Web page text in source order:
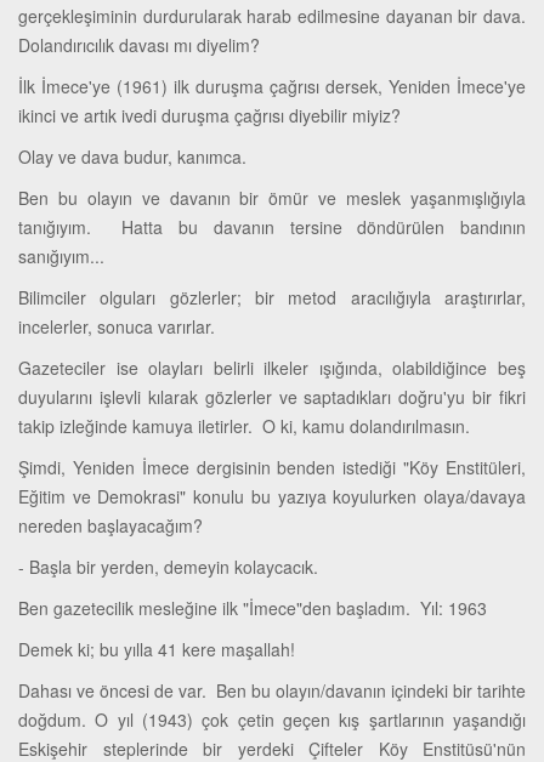
gerçekleşiminin durdurularak harab edilmesine dayanan bir dava.
Dolandırıcılık davası mı diyelim?
İlk İmece'ye (1961) ilk duruşma çağrısı dersek, Yeniden İmece'ye
ikinci ve artık ivedi duruşma çağrısı diyebilir miyiz?
Olay ve dava budur, kanımca.
Ben bu olayın ve davanın bir ömür ve meslek yaşanmışlığıyla
tanığıyım. Hatta bu davanın tersine döndürülen bandının
sanığıyım...
Bilimciler olguları gözlerler; bir metod aracılığıyla araştırırlar,
incelerler, sonuca varırlar.
Gazeteciler ise olayları belirli ilkeler ışığında, olabildiğince beş
duyularını işlevli kılarak gözlerler ve saptadıkları doğru'yu bir fikri
takip izleğinde kamuya iletirler. O ki, kamu dolandırılmasın.
Şimdi, Yeniden İmece dergisinin benden istediği "Köy Enstitüleri,
Eğitim ve Demokrasi" konulu bu yazıya koyulurken olaya/davaya
nereden başlayacağım?
- Başla bir yerden, demeyin kolaycacık.
Ben gazetecilik mesleğine ilk "İmece"den başladım. Yıl: 1963
Demek ki; bu yılla 41 kere maşallah!
Dahası ve öncesi de var. Ben bu olayın/davanın içindeki bir tarihte
doğdum. O yıl (1943) çok çetin geçen kış şartlarının yaşandığı
Eskişehir steplerinde bir yerdeki Çifteler Köy Enstitüsü'nün